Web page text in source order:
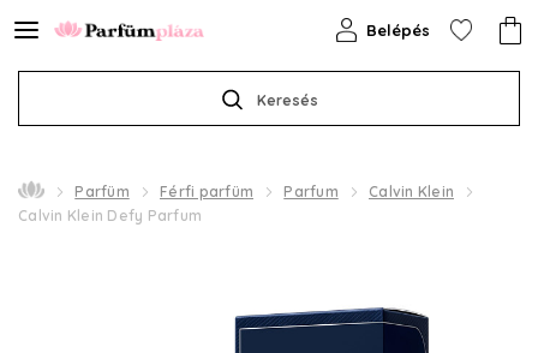
Keresés
Belépés
Parfüm Férfi parfüm Parfum
Calvin Klein
Calvin Klein Defy Parfum